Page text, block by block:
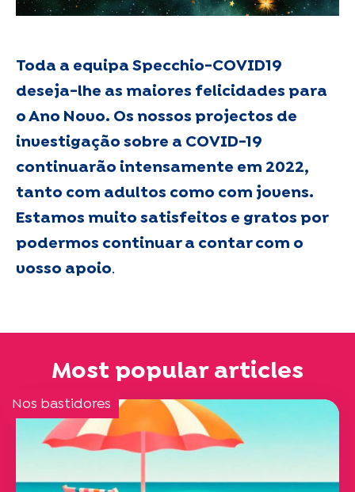
Toda a equipa Specchio-COVID19
deseja-lhe as maiores felicidades para
o Ano Novo. Os nossos projectos de
investigação sobre a COVID-19
continuarão intensamente em 2022,
tanto com adultos como com jovens.
Estamos muito satisfeitos e gratos por
podermos continuar a contar com o
vosso apoio.
Most popular articles
Nos bastidores